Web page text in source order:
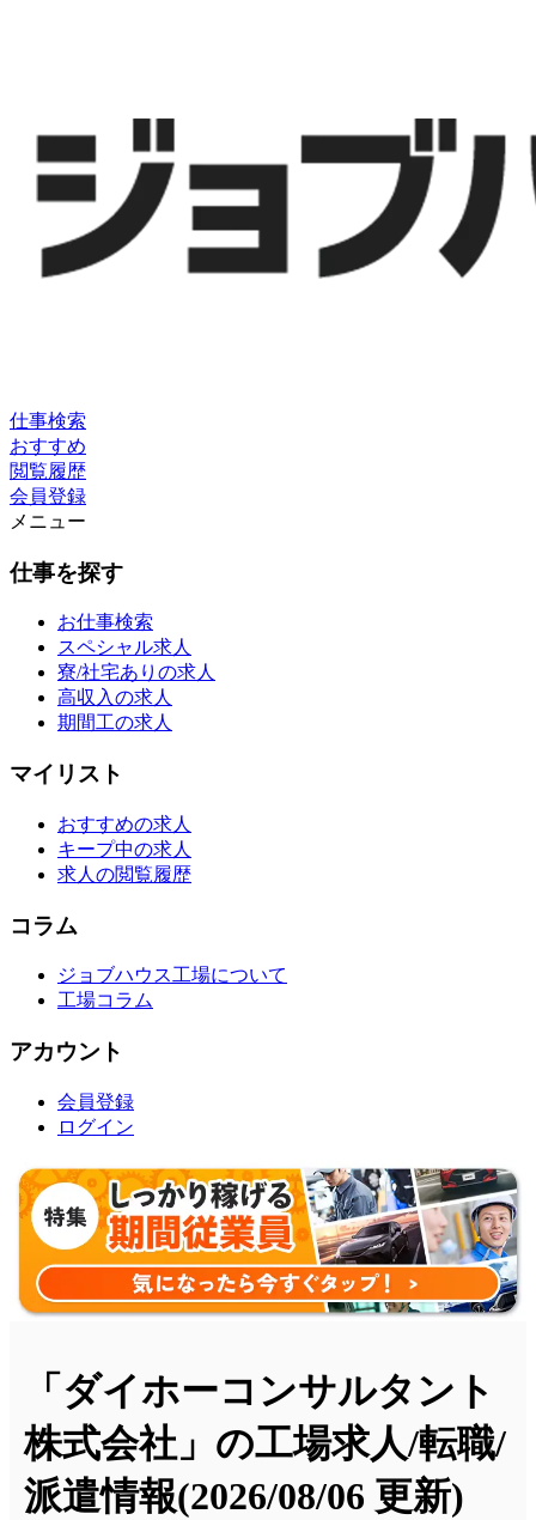
仕事検索
おすすめ
閲覧履歴
会員登録
メニュー
仕事を探す
お仕事検索
スペシャル求人
寮/社宅ありの求人
高収入の求人
期間工の求人
マイリスト
おすすめの求人
キープ中の求人
求人の閲覧履歴
コラム
ジョブハウス工場について
工場コラム
アカウント
会員登録
ログイン
「ダイホーコンサルタント
株式会社」の工場求人/転職/
派遣情報(2026/08/06 更新)